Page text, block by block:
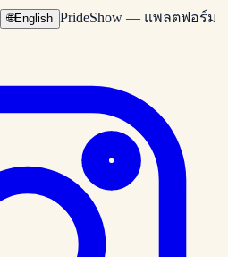
🌐English PrideShow — แพลตฟอร์ม